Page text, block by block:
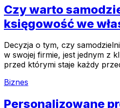
Czy warto
księgowość we
Decyzja o tym, czy
w swojej firmie, jest jednym z
przed którymi staje każdy
Biznes
Personalizowane